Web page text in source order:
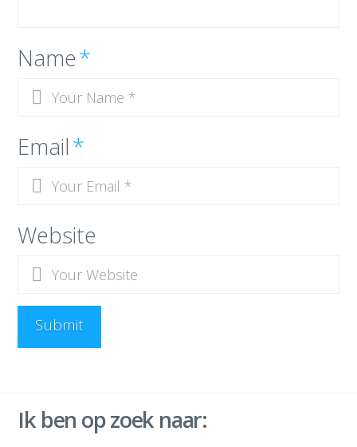
Name*
Email*
Website
Ik ben op zoek naar: